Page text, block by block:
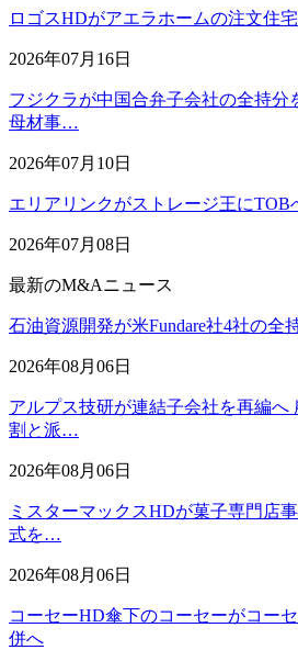
ロゴスHDがアエラホームの注文住
2026年07月16日
フジクラが中国合弁子会社の全持
母材事…
2026年07月10日
エリアリンクがストレージ王にTOB
2026年07月08日
最新のM&Aニュース
石油資源開発が米Fundare社4社の全
2026年08月06日
アルプス技研が連結子会社を再編へ
割と派…
2026年08月06日
ミスターマックスHDが菓子専門店
式を…
2026年08月06日
コーセーHD傘下のコーセーがコー
併へ